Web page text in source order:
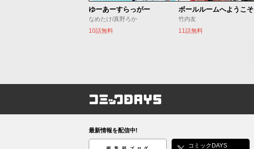
ゆーあーすらっがー
なめたけ/真野ろか
10話無料
ボールルームへようこそ
竹内友
11話無料
コミックDAYS
最新情報を配信中!
編集部ブログ コミックDAYS